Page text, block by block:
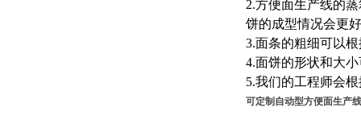
2.方便面生产线的
饼的成型情况会更
3.面条的粗细可以
4.面饼的形状和大
5.我们的工程师会
可定制自动型方便面生产